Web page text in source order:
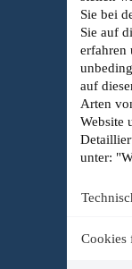
Sie bei
Sie auf
erfahren
auf
Arten
Website
unter:
Cookies